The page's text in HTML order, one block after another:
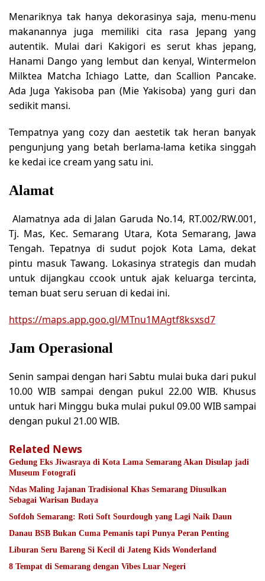
Menariknya tak hanya dekorasinya saja, menu-menu
makanannya juga memiliki cita rasa Jepang yang
autentik. Mulai dari Kakigori es serut khas jepang,
Hanami Dango yang lembut dan kenyal, Wintermelon
Milktea Matcha Ichiago Latte, dan Scallion Pancake.
Ada Juga Yakisoba pan (Mie Yakisoba) yang guri dan
sedikit mansi.
Tempatnya yang cozy dan aestetik tak heran banyak
pengunjung yang betah berlama-lama ketika singgah
ke kedai ice cream yang satu ini.
Alamat
Alamatnya ada di Jalan Garuda No.14, RT.002/RW.001,
Tj. Mas, Kec. Semarang Utara, Kota Semarang, Jawa
Tengah. Tepatnya di sudut pojok Kota Lama, dekat
pintu masuk Tawang. Lokasinya strategis dan mudah
untuk dijangkau ccook untuk ajak keluarga tercinta,
teman buat seru seruan di kedai ini.
https://maps.app.goo.gl/MTnu1MAgtf8ksxsd7
Jam Operasional
Senin sampai dengan hari Sabtu mulai buka dari pukul
10.00 WIB sampai dengan pukul 22.00 WIB. Khusus
untuk hari Minggu buka mulai pukul 09.00 WIB sampai
dengan pukul 21.00 WIB.
Related News
Gedung Eks Jiwasraya di Kota Lama Semarang Akan Disulap jadi
Museum Fotografi
Ndas Maling Jajanan Tradisional Khas Semarang Diusulkan
Sebagai Warisan Budaya
Sofdoh Semarang: Roti Soft Sourdough yang Lagi Naik Daun
Danau BSB Bukan Cuma Pemanis tapi Punya Peran Penting
Liburan Seru Bareng Si Kecil di Jateng Kids Wonderland
8 Tempat di Semarang dengan Vibes Luar Negeri